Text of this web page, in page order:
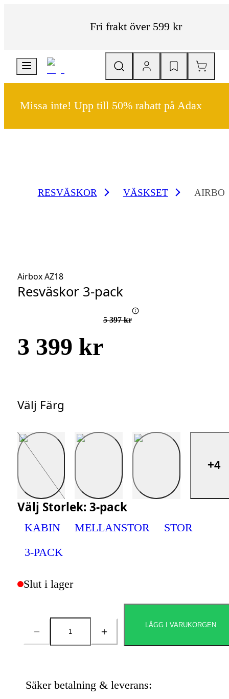
Fri frakt över 599 kr
Missa inte! Upp till 50% rabatt på Adax
RESVÄSKOR VÄSKSET
Airbox AZ18
Resväskor 3-pack
3 399 kr
5 397 kr
Välj Färg
Välj Färg
+4
Välj Storlek: 3-pack
KABIN MELLANSTOR
STOR
3-PACK
Slut i lager
Antal
LÄGG I VARUKORGEN
Säker betalning & leverans: